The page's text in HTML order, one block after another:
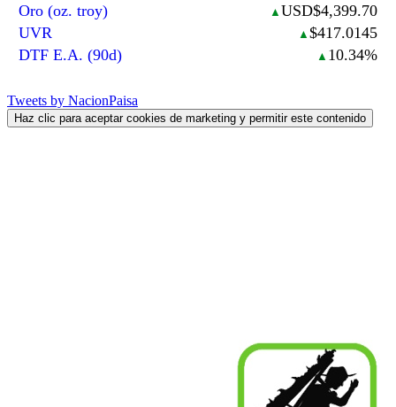
Oro (oz. troy)
▲ USD$4,399.70
UVR
▲ $417.0145
DTF E.A. (90d)
▲ 10.34%
Tweets by NacionPaisa
Haz clic para aceptar cookies de marketing y permitir este contenido